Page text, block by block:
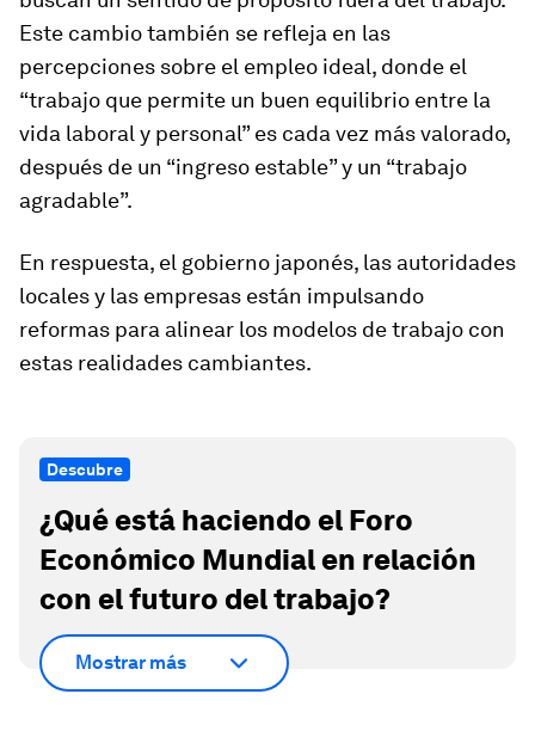
Este cambio también se refleja en las
percepciones sobre el empleo ideal, donde el
“trabajo que permite un buen equilibrio entre la
vida laboral y personal” es cada vez más valorado,
después de un “ingreso estable” y un “trabajo
agradable”.
En respuesta, el gobierno japonés, las autoridades
locales y las empresas están impulsando
reformas para alinear los modelos de trabajo con
estas realidades cambiantes.
Descubre
¿Qué está haciendo el Foro
Económico Mundial en relación
con el futuro del trabajo?
Mostrar más